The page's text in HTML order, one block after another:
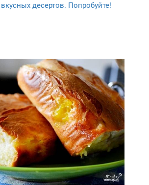
десертов. Попробуйте!